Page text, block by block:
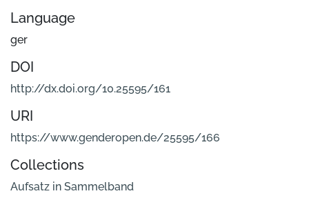
Language
ger
DOI
http://dx.doi.org/10.25595/161
URI
https://www.genderopen.de/25595/166
Collections
Aufsatz in Sammelband